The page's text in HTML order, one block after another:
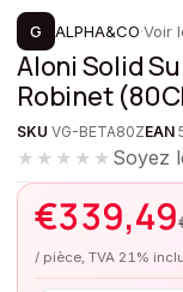
G ALPHA&CO·Voir
Aloni Solid
Robinet
SKU VG-BETA80ZEAN
★★★★★ Soyez
€339,49
/ pièce, TVA 21%